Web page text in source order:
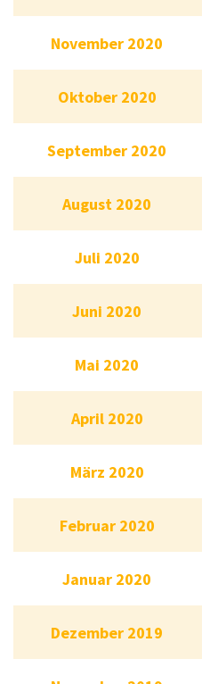
Dezember 2020
November 2020
Oktober 2020
September 2020
August 2020
Juli 2020
Juni 2020
Mai 2020
November 2020
Oktober 2020
September 2020
August 2020
Juli 2020
Juni 2020
Mai 2020
April 2020
März 2020
Februar 2020
Januar 2020
Dezember 2019